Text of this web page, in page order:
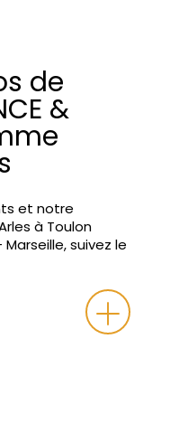
de
&
et notre
à Toulon
suivez le